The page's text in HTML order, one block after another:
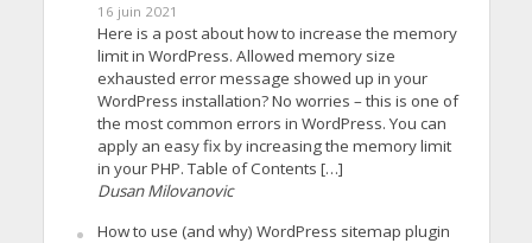
16 juin 2021
Here is a post about how to increase the memory
limit in WordPress. Allowed memory size
exhausted error message showed up in your
WordPress installation? No worries – this is one of
the most common errors in WordPress. You can
apply an easy fix by increasing the memory limit
in your PHP. Table of Contents […]
Dusan Milovanovic
How to use (and why) WordPress sitemap plugin